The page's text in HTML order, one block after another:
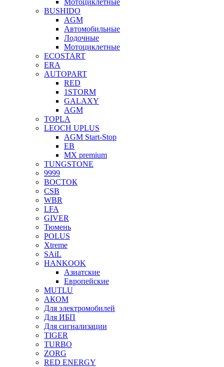
Мотоциклетные
BUSHIDO
AGM
Автомобильные
Лодочные
Мотоциклетные
ECOSTART
ERA
AUTOPART
RED
1STORM
GALAXY
AGM
TOPLA
LEOCH UPLUS
AGM Start-Stop
EB
MX premium
TUNGSTONE
9999
ВОСТОК
CSB
WBR
LFA
GIVER
Тюмень
POLUS
Xtreme
SAiL
HANKOOK
Азиатские
Европейские
MUTLU
АКОМ
Для электромобилей
Для ИБП
Для сигнализации
TIGER
TURBO
ZORG
RED ENERGY